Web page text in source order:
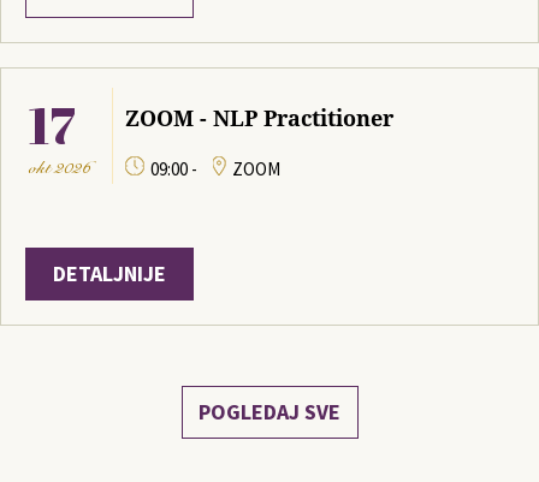
17
okt2026
ZOOM - NLP Practitioner
09:00 - ZOOM
DETALJNIJE
POGLEDAJ SVE